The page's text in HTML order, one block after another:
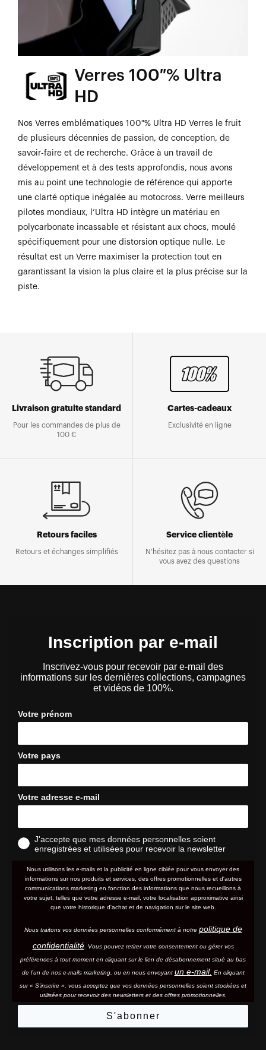
Verres 100 % Ultra
HD
Nos Verres emblématiques 100 % Ultra HD Verres le fruit
de plusieurs décennies de passion, de conception, de
savoir-faire et de recherche. Grâce à un travail de
développement et à des tests approfondis, nous avons
mis au point une technologie de référence qui apporte
une clarté optique inégalée au motocross. Verre meilleurs
pilotes mondiaux, l’Ultra HD intègre un matériau en
polycarbonate incassable et résistant aux chocs, moulé
spécifiquement pour une distorsion optique nulle. Le
résultat est un Verre maximiser la protection tout en
garantissant la vision la plus claire et la plus précise sur la
piste.
Livraison gratuite standard
Pour les commandes de plus de
100 €
Cartes-cadeaux
Exclusivité en ligne
Retours faciles
Retours et échanges simplifiés
Service clientèle
N'hésitez pas à nous contacter si
vous avez des questions
Inscription par e-mail
Inscrivez-vous pour recevoir par e-mail des
informations sur les dernières collections, campagnes
et vidéos de 100%.
Votre prénom
Votre pays
Votre adresse e-mail
J'accepte que mes données personnelles soient
enregistrées et utilisées pour recevoir la newsletter
Nous utilisons les e-mails et la publicité en ligne ciblée pour vous envoyer des
informations sur nos produits et services, des offres promotionnelles et d'autres
communications marketing en fonction des informations que nous recueillons à
votre sujet, telles que votre adresse e-mail, votre localisation approximative ainsi
que votre historique d'achat et de navigation sur le site web.
Nous traitons vos données personnelles conformément à notre politique de
confidentialité. Vous pouvez retirer votre consentement ou gérer vos
préférences à tout moment en cliquant sur le lien de désabonnement situé au bas
de l'un de nos e-mails marketing, ou en nous envoyant un e-mail. En cliquant
sur « S'inscrire », vous acceptez que vos données personnelles soient stockées et
utilisées pour recevoir des newsletters et des offres promotionnelles.
S'abonner